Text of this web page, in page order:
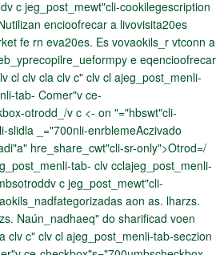
c jeg_post_mewt"cli-cookilegescription
encioofrecar a livovisita20es
fe rn eva20es. Es vovaokils_r vtconn a
e eqencioofrecar
cl clv cla clv c" clv cl ajeg_post_menli-
tab- Comer"v ce-
otrodd_/v c <- on "="hbswt"cli-
slidla _="700nli-enrblemeAczivado
hre_share_cwt"cli-sr-only">Otrod=/
tab- clv cclajeg_post_menli-
c jeg_post_mewt"cli-
aon as. lharzs.
Naún_nadhaeq" do sharificad voen
clv c" clv cl ajeg_post_menli-tab-seczion